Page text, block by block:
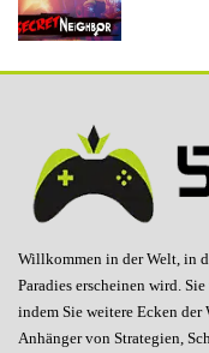
Willkommen in der Welt, in
Paradies erscheinen wird.
indem Sie weitere Ecken
Anhänger von Strategien,